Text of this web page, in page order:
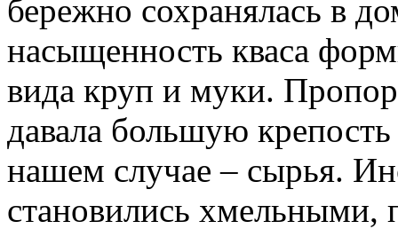
бережно сохранялась в
насыщенность кваса
вида круп и муки.
давала большую
нашем случае – сырья.
становились хмельными,